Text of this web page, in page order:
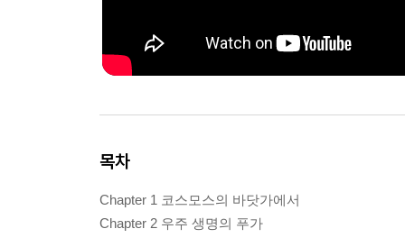
목차
Chapter 1 코스모스의 바닷가에서
Chapter 2 우주 생명의 푸가